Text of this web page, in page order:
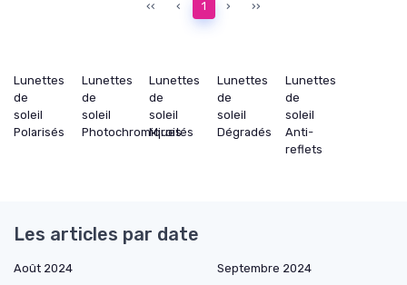
‹‹ ‹ 1 › ››
Lunettes
de
soleil
Polarisés
Lunettes
de
soleil
Photochromiques
Lunettes
de
soleil
Miroités
Lunettes
de
soleil
Dégradés
Lunettes
de
soleil
Anti-
reflets
Les articles par date
Août 2024
Septembre 2024